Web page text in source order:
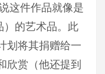
这件作品就像是
）的艺术品。此
划将其捐赠给一
欣赏（他还提到